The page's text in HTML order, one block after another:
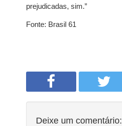
prejudicadas, sim.”
Fonte: Brasil 61
Deixe um comentário: